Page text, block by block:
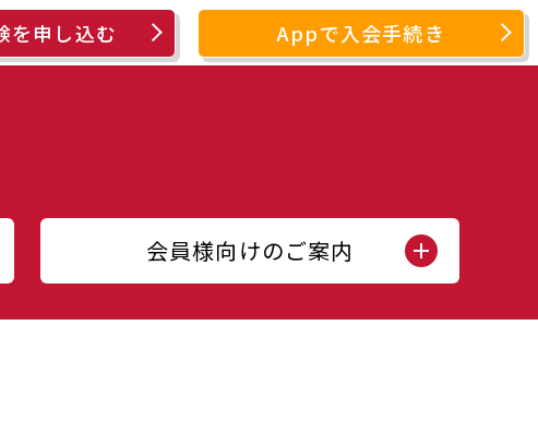
を申し込む Appで入会手続き
会員様向けのご案内